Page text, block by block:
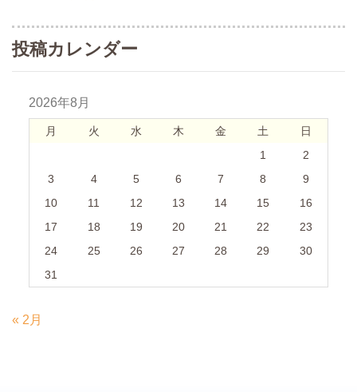
投稿カレンダー
2026年8月
月 火 水 木 金 土
日
1
2
3
4 5 6 7 8
9
10
11 12 13 14 15
16
17
18 19 20 21 22
23
24
25 26 27 28 29
30
31
« 2月